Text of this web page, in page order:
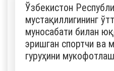
Ўзбекистон
мустақиллигининг
муносабати билан
эришган спортчи ва
гуруҳини